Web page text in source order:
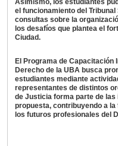
Asimismo, los estudiantes
el funcionamiento del
consultas sobre la
los desafíos que plantea el
Ciudad.
El Programa de Capacitación
Derecho de la UBA busca
estudiantes mediante
representantes de distintos
de Justicia forma parte de
propuesta, contribuyendo a
los futuros profesionales del